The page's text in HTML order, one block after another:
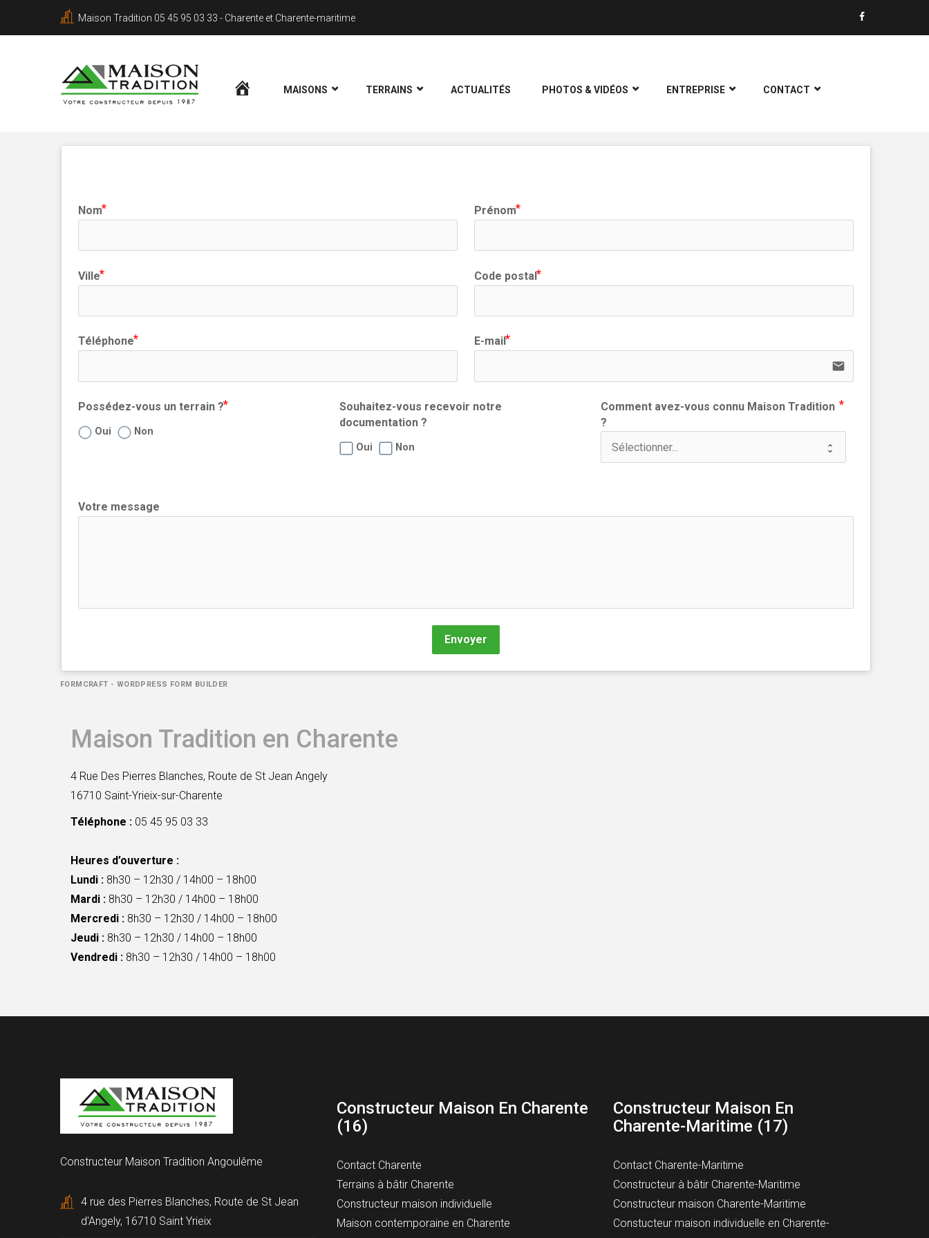
Maison Tradition 05 45 95 03 33 - Charente et Charente-maritime
ACCUEILMAISONS TERRAINS ACTUALITÉS PHOTOS & VIDÉOS ENTREPRISE CONTACT
Nom Prénom
Ville Code postal
Téléphone E-mail
email
Possédez-vous un terrain ?
Oui Non
Souhaitez-vous recevoir notre
documentation ?
Oui Non
Comment avez-vous connu Maison Tradition
?
Votre message
Envoyer
FORMCRAFT - WORDPRESS FORM BUILDER
Maison Tradition en Charente
4 Rue Des Pierres Blanches, Route de St Jean Angely
16710 Saint-Yrieix-sur-Charente
Téléphone : 05 45 95 03 33
Heures d’ouverture :
Lundi : 8h30 – 12h30 / 14h00 – 18h00
Mardi : 8h30 – 12h30 / 14h00 – 18h00
Mercredi : 8h30 – 12h30 / 14h00 – 18h00
Jeudi : 8h30 – 12h30 / 14h00 – 18h00
Vendredi : 8h30 – 12h30 / 14h00 – 18h00
Constructeur Maison Tradition Angoulême
4 rue des Pierres Blanches, Route de St Jean
d'Angely, 16710 Saint Yrieix
Constructeur Maison En Charente
(16)
Contact Charente
Terrains à bâtir Charente
Constructeur maison individuelle
Maison contemporaine en Charente
Constructeur Maison En
Charente-Maritime (17)
Contact Charente-Maritime
Constructeur à bâtir Charente-Maritime
Constructeur maison Charente-Maritime
Constucteur maison individuelle en Charente-